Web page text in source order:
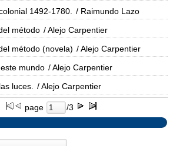
1492-1780.
/ Raimundo Lazo
método / Alejo Carpentier
método (novela) / Alejo Carpentier
mundo / Alejo Carpentier
luces.
/ Alejo Carpentier
page /3